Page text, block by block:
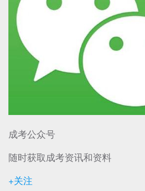
成考公众号
随时获取成考资讯和资料
+关注